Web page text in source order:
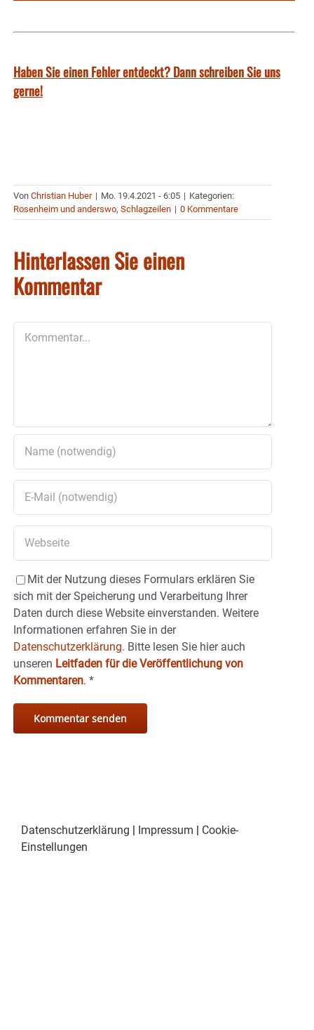
Haben Sie einen Fehler entdeckt? Dann schreiben Sie uns
gerne!
Von Christian Huber | Mo. 19.4.2021 - 6:05 | Kategorien:
Rosenheim und anderswo, Schlagzeilen | 0 Kommentare
Hinterlassen Sie einen
Kommentar
Mit der Nutzung dieses Formulars erklären Sie
sich mit der Speicherung und Verarbeitung Ihrer
Daten durch diese Website einverstanden. Weitere
Informationen erfahren Sie in der
Datenschutzerklärung. Bitte lesen Sie hier auch
unseren Leitfaden für die Veröffentlichung von
Kommentaren. *
Datenschutzerklärung | Impressum | Cookie-
Einstellungen